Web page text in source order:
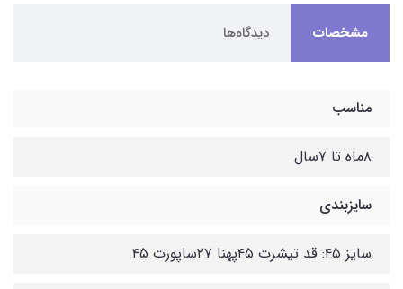
مشخصات دیدگاه‌ها
مناسب
۸ماه تا ۷سال
سایزبندی
سایز ۴۵: قد تیشرت ۴۵پهنا ۲۷ساپورت ۴۵